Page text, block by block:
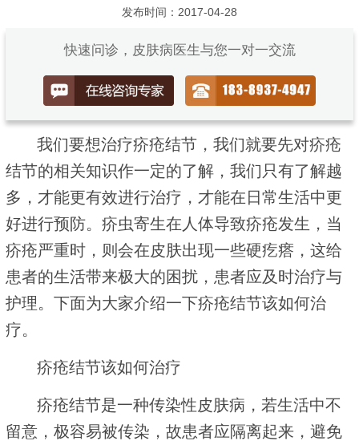
发布时间：2017-04-28
快速问诊，皮肤病医生与您一对一交流
我们要想治疗疥疮结节，我们就要先对疥疮
结节的相关知识作一定的了解，我们只有了解越
多，才能更有效进行治疗，才能在日常生活中更
好进行预防。疥虫寄生在人体导致疥疮发生，当
疥疮严重时，则会在皮肤出现一些硬疙瘩，这给
患者的生活带来极大的困扰，患者应及时治疗与
护理。下面为大家介绍一下疥疮结节该如何治
疗。
疥疮结节该如何治疗
疥疮结节是一种传染性皮肤病，若生活中不
留意，极容易被传染，故患者应隔离起来，避免